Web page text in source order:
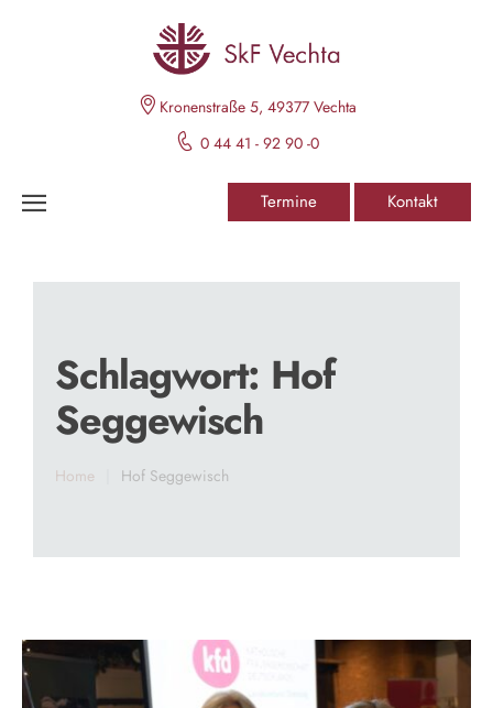
Kronenstraße 5, 49377 Vechta
0 44 41 - 92 90 -0
Termine Kontakt
Schlagwort: Hof
Seggewisch
Home Hof Seggewisch